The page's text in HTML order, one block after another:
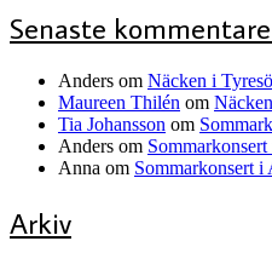
Senaste
Anders om Näcken i Tyresö
Maureen Thilén om
Tia Johansson om
Anders om
Anna om Sommarkonsert i
Arkiv